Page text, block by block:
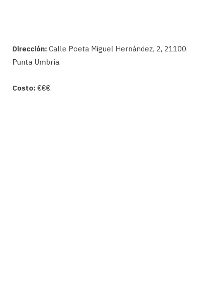
Dirección: Calle Poeta Miguel Hernández, 2, 21100,
Punta Umbría.
Costo: €€€.